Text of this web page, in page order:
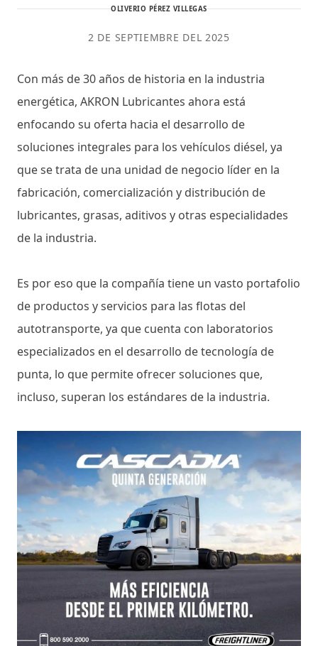
OLIVERIO PÉREZ VILLEGAS
2 DE SEPTIEMBRE DEL 2025
Con más de 30 años de historia en la industria
energética, AKRON Lubricantes ahora está
enfocando su oferta hacia el desarrollo de
soluciones integrales para los vehículos diésel, ya
que se trata de una unidad de negocio líder en la
fabricación, comercialización y distribución de
lubricantes, grasas, aditivos y otras especialidades
de la industria.
Es por eso que la compañía tiene un vasto portafolio
de productos y servicios para las flotas del
autotransporte, ya que cuenta con laboratorios
especializados en el desarrollo de tecnología de
punta, lo que permite ofrecer soluciones que,
incluso, superan los estándares de la industria.